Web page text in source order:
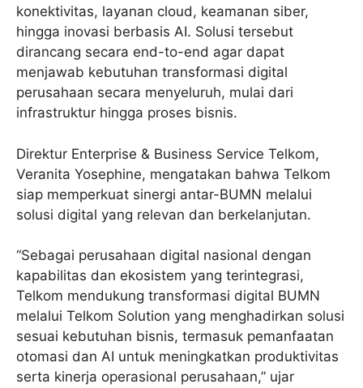
konektivitas, layanan cloud, keamanan siber,
hingga inovasi berbasis AI. Solusi tersebut
dirancang secara end-to-end agar dapat
menjawab kebutuhan transformasi digital
perusahaan secara menyeluruh, mulai dari
infrastruktur hingga proses bisnis.
Direktur Enterprise & Business Service Telkom,
Veranita Yosephine, mengatakan bahwa Telkom
siap memperkuat sinergi antar-BUMN melalui
solusi digital yang relevan dan berkelanjutan.
“Sebagai perusahaan digital nasional dengan
kapabilitas dan ekosistem yang terintegrasi,
Telkom mendukung transformasi digital BUMN
melalui Telkom Solution yang menghadirkan solusi
sesuai kebutuhan bisnis, termasuk pemanfaatan
otomasi dan AI untuk meningkatkan produktivitas
serta kinerja operasional perusahaan,” ujar